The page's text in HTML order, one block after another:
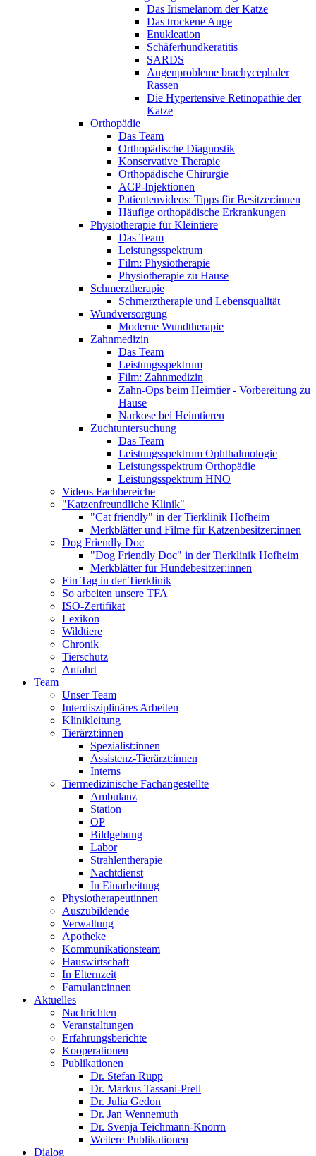
Das Irismelanom der Katze
Das trockene Auge
Enukleation
Schäferhundkeratitis
SARDS
Augenprobleme brachycephaler
Rassen
Die Hypertensive Retinopathie der
Katze
Orthopädie
Das Team
Orthopädische Diagnostik
Konservative Therapie
Orthopädische Chirurgie
ACP-Injektionen
Patientenvideos: Tipps für Besitzer:innen
Häufige orthopädische Erkrankungen
Physiotherapie für Kleintiere
Das Team
Leistungsspektrum
Film: Physiotherapie
Physiotherapie zu Hause
Schmerztherapie
Schmerztherapie und Lebensqualität
Wundversorgung
Moderne Wundtherapie
Zahnmedizin
Das Team
Leistungsspektrum
Film: Zahnmedizin
Zahn-Ops beim Heimtier - Vorbereitung zu
Hause
Narkose bei Heimtieren
Zuchtuntersuchung
Das Team
Leistungsspektrum Ophthalmologie
Leistungsspektrum Orthopädie
Leistungsspektrum HNO
Videos Fachbereiche
"Katzenfreundliche Klinik"
"Cat friendly" in der Tierklinik Hofheim
Merkblätter und Filme für Katzenbesitzer:innen
Dog Friendly Doc
"Dog Friendly Doc" in der Tierklinik Hofheim
Merkblätter für Hundebesitzer:innen
Ein Tag in der Tierklinik
So arbeiten unsere TFA
ISO-Zertifikat
Lexikon
Wildtiere
Chronik
Tierschutz
Anfahrt
Team
Unser Team
Interdisziplinäres Arbeiten
Klinikleitung
Tierärzt:innen
Spezialist:innen
Assistenz-Tierärzt:innen
Interns
Tiermedizinische Fachangestellte
Ambulanz
Station
OP
Bildgebung
Labor
Strahlentherapie
Nachtdienst
In Einarbeitung
Physiotherapeutinnen
Auszubildende
Verwaltung
Apotheke
Kommunikationsteam
Hauswirtschaft
In Elternzeit
Famulant:innen
Aktuelles
Nachrichten
Veranstaltungen
Erfahrungsberichte
Kooperationen
Publikationen
Dr. Stefan Rupp
Dr. Markus Tassani-Prell
Dr. Julia Gedon
Dr. Jan Wennemuth
Dr. Svenja Teichmann-Knorrn
Weitere Publikationen
Dialog